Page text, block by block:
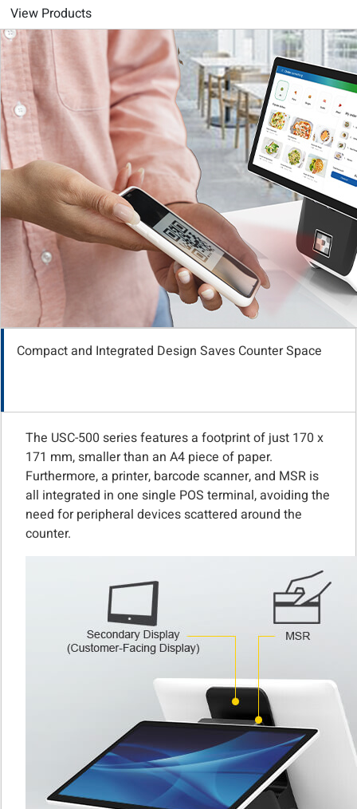
View Products
Compact and Integrated Design Saves Counter Space
The USC-500 series features a footprint of just 170 x
171 mm, smaller than an A4 piece of paper.
Furthermore, a printer, barcode scanner, and MSR is
all integrated in one single POS terminal, avoiding the
need for peripheral devices scattered around the
counter.